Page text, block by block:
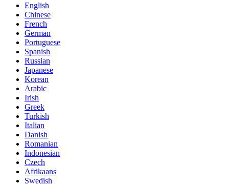
English
Chinese
French
German
Portuguese
Spanish
Russian
Japanese
Korean
Arabic
Irish
Greek
Turkish
Italian
Danish
Romanian
Indonesian
Czech
Afrikaans
Swedish